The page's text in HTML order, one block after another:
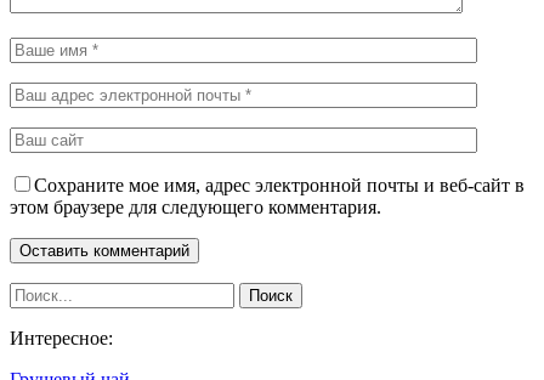
Сохраните мое имя, адрес электронной почты и веб-сайт в
этом браузере для следующего комментария.
Интересное: